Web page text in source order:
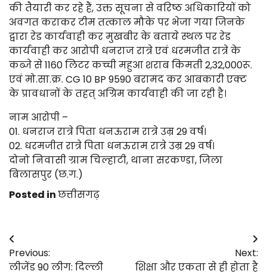
की तैयारी कर रहे हैं, उक्त सूचना से वरिष्ठ अधिकारियों को
अवगत कराकर टीम तत्काल मौके पर भेजा गया जिनके
द्वारा रेड कार्यवाही कर मुखबीर के बताये स्थल पर रेड
कार्यवाही कर आरोपी धनराज रात्रे एवं धरमजीत रात्रे के
कब्जे से 1160 लिटर कच्ची महुआ शराब किमती 2,32,000रू.
एवं मो.सा.क्र. CG 10 BP 9590 बरामद कर आबकारी एक्ट
के प्रावधानों के तहत् अग्रिम कार्यवाही की जा रही है।
नाम आरोपी –
01. धनराज रात्रे पिता धनऊराम रात्रे उम्र 29 वर्ष।
02. धरमजीत रात्रे पिता धनऊराम रात्रे उम्र 29 वर्ष।
दोनो निवासी ग्राम चिल्हाटी, थाना सरकण्डा, जिला
बिलासपुर (छ.ग.)
Posted inछत्तीसगढ़
Post
navigation
Previous:
लीजेंड 90 लीग: दिल्ली
Next:
शिक्षा और एकता से ही होता है